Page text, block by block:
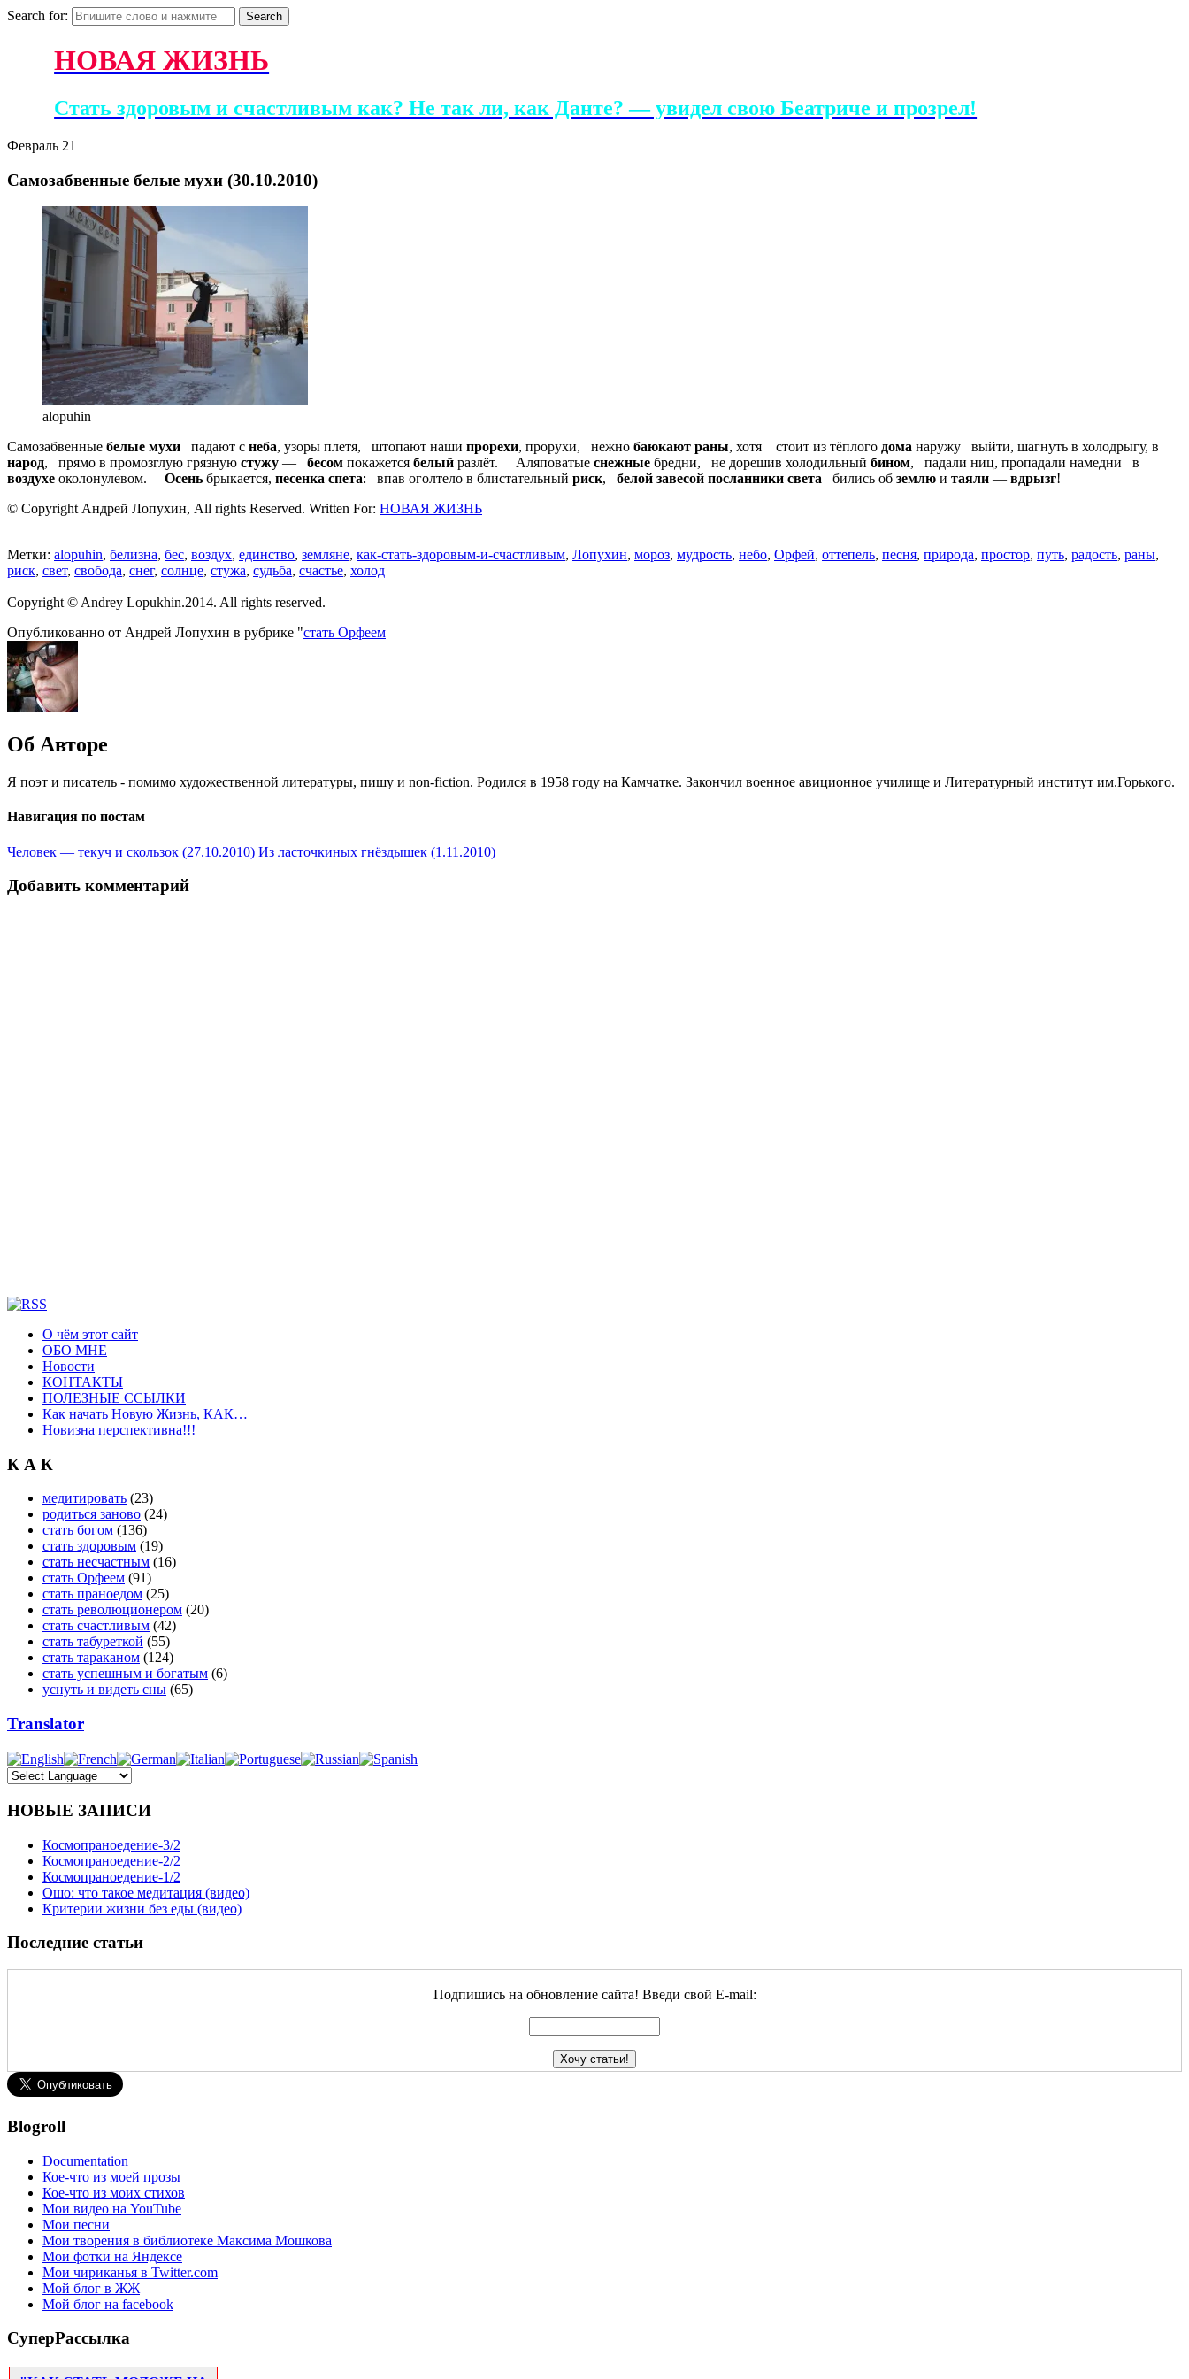
Search for:
НОВАЯ ЖИЗНЬ
Стать здоровым и счастливым как? Не так ли, как Данте? — увидел свою Беатриче и прозрел!
Февраль 21
Самозабвенные белые мухи (30.10.2010)
alopuhin
Самозабвенные белые мухи падают с неба, узоры плетя, штопают наши прорехи, прорухи, нежно баюкают раны, хотя стоит из тёплого дома наружу выйти, шагнуть в холодрыгу, в
народ, прямо в промозглую грязную стужу — бесом покажется белый разлёт. Аляповатые снежные бредни, не дорешив холодильный бином, падали ниц, пропадали намедни в
воздухе околонулевом. Осень брыкается, песенка спета: впав оголтело в блистательный риск, белой завесой посланники света бились об землю и таяли — вдрызг!
© Copyright Андрей Лопухин, All rights Reserved. Written For: НОВАЯ ЖИЗНЬ
Метки: alopuhin, белизна, бес, воздух, единство, земляне, как-стать-здоровым-и-счастливым, Лопухин, мороз, мудрость, небо, Орфей, оттепель, песня, природа, простор, путь, радость, раны,
риск, свет, свобода, снег, солнце, стужа, судьба, счастье, холод
Copyright © Andrey Lopukhin.2014. All rights reserved.
Опубликованно от Андрей Лопухин в рубрике "стать Орфеем
Об Авторе
Я поэт и писатель - помимо художественной литературы, пишу и non-fiction. Родился в 1958 году на Камчатке. Закончил военное авиционное училище и Литературный институт им.Горького.
Навигация по постам
Человек — текуч и скользок (27.10.2010) Из ласточкиных гнёздышек (1.11.2010)
Добавить комментарий
О чём этот сайт
ОБО МНЕ
Новости
КОНТАКТЫ
ПОЛЕЗНЫЕ ССЫЛКИ
Как начать Новую Жизнь, КАК…
Новизна перспективна!!!
К А К
медитировать (23)
родиться заново (24)
стать богом (136)
стать здоровым (19)
стать несчастным (16)
стать Орфеем (91)
стать праноедом (25)
стать революционером (20)
стать счастливым (42)
стать табуреткой (55)
стать тараканом (124)
стать успешным и богатым (6)
уснуть и видеть сны (65)
Translator
НОВЫЕ ЗАПИСИ
Космопраноедение-3/2
Космопраноедение-2/2
Космопраноедение-1/2
Ошо: что такое медитация (видео)
Критерии жизни без еды (видео)
Последние статьи
Подпишись на обновление сайта! Введи свой E-mail:
Blogroll
Documentation
Кое-что из моей прозы
Кое-что из моих стихов
Мои видео на YouTube
Мои песни
Мои творения в библиотеке Максима Мошкова
Мои фотки на Яндексе
Мои чириканья в Twitter.com
Мой блог в ЖЖ
Мой блог на facebook
СуперРассылка